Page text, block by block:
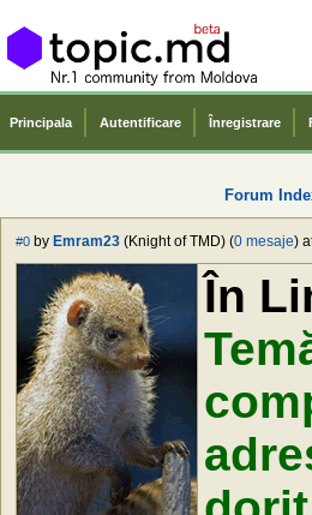
Principala Autentificare Înregistrare
Forum
#0 by Emram23 (Knight of TMD) (0 mesaje)
În